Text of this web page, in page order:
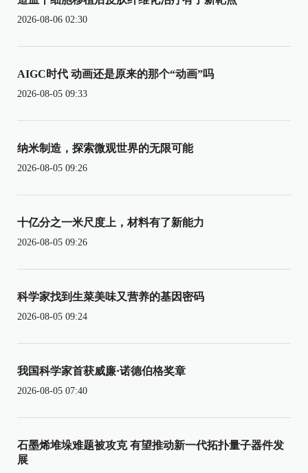
2026-08-06 02:30
AIGC时代 动画还是原来的那个“动画”吗
2026-08-05 09:33
纳米制造，探索微观世界的无限可能
2026-08-05 09:26
十亿分之一米尺度上，材料有了新能力
2026-08-05 09:26
科学家找到生菜美味又营养的基因密码
2026-08-05 09:24
我国科学家首获威廉·诺德伯格奖章
2026-08-05 07:40
石墨烯堆垛难题被攻克 有望推动新一代拓扑量子器件发
展